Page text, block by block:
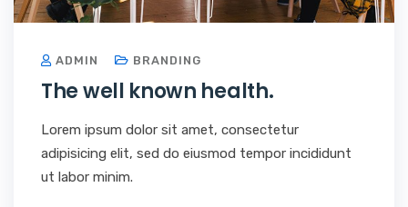
ADMIN BRANDING
The well known health.
Lorem ipsum dolor sit amet, consectetur
adipisicing elit, sed do eiusmod tempor incididunt
ut labor minim.